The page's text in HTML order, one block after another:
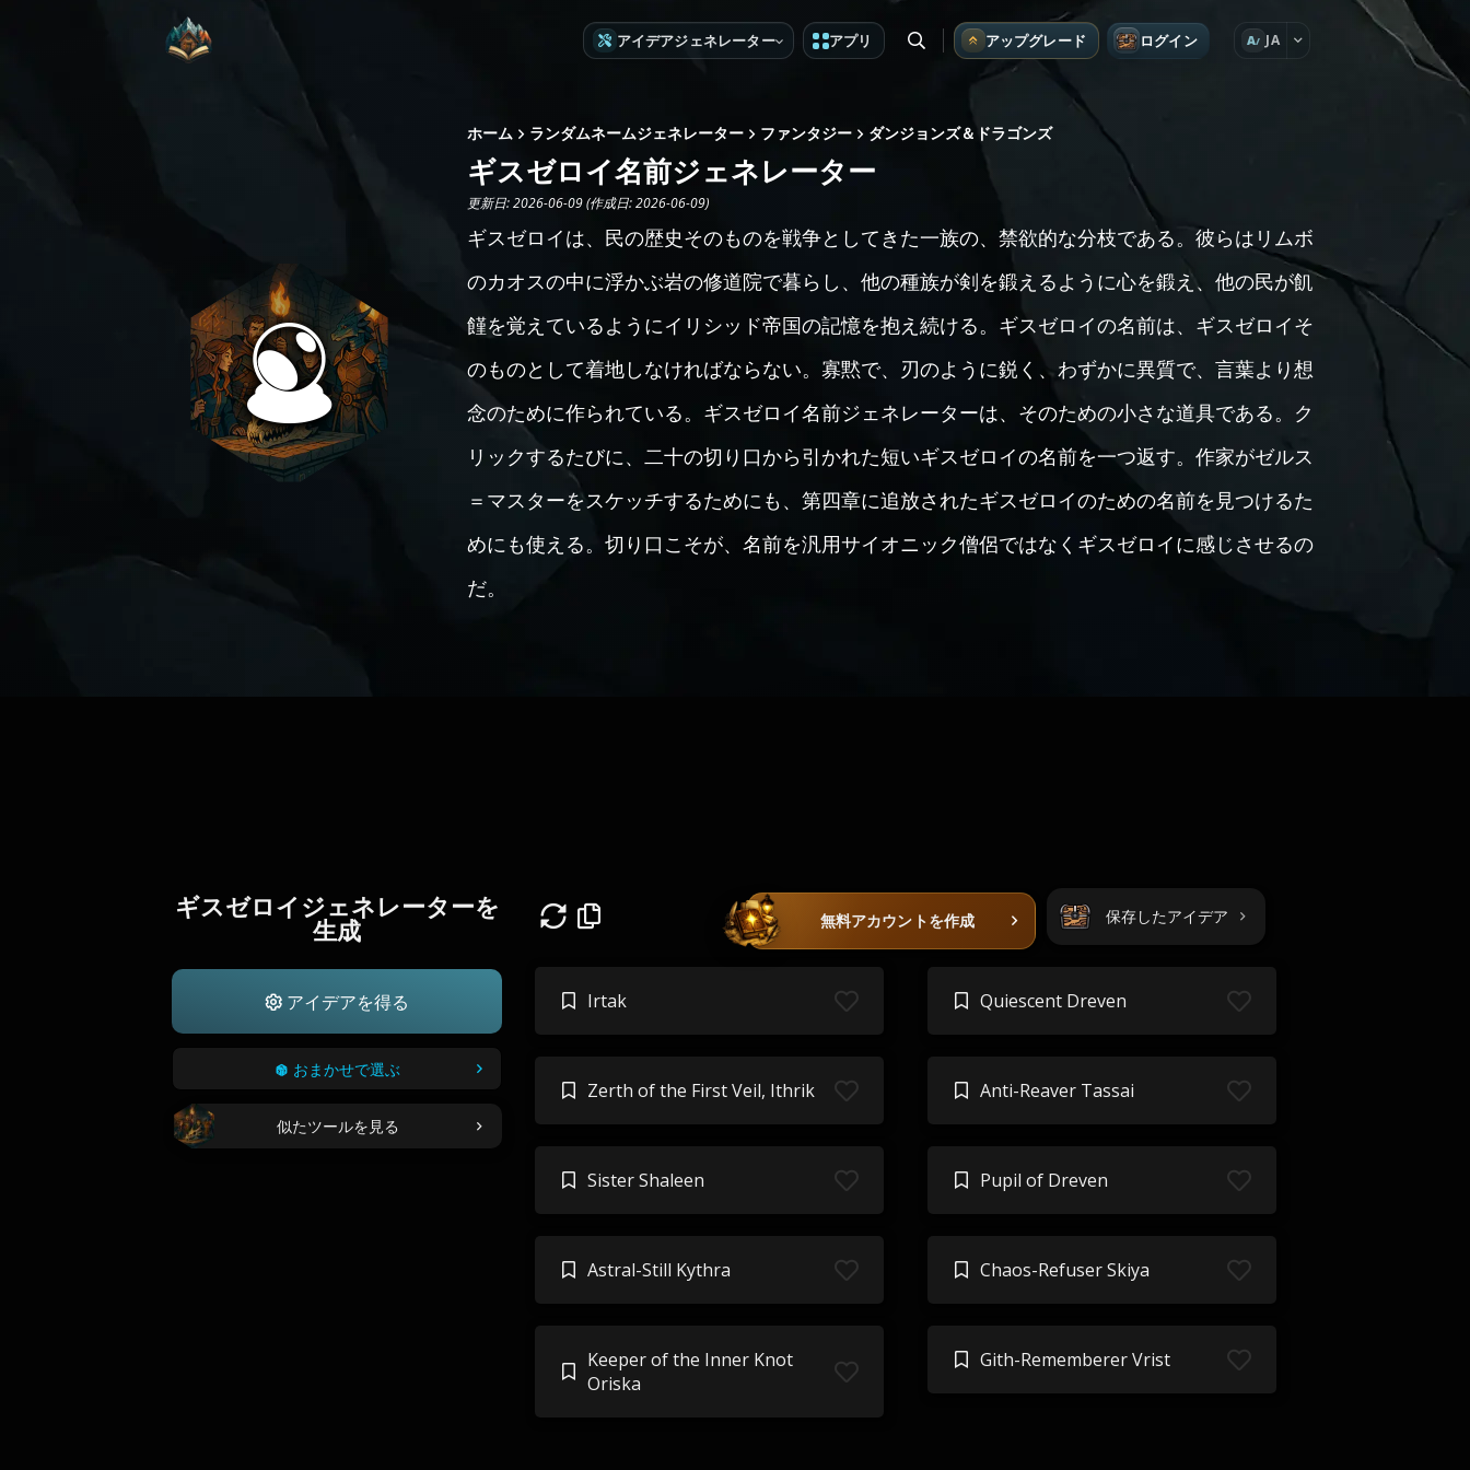
アイデアジェネレーター アプリ アップグレード ログイン A JA
ホーム ランダムネームジェネレーター ファンタジー ダンジョンズ＆ドラゴンズ
ギスゼロイ名前ジェネレーター
更新日: 2026-06-09 (作成日: 2026-06-09)
ギスゼロイは、民の歴史そのものを戦争としてきた一族の、禁欲的な分枝である。彼らはリムボ
のカオスの中に浮かぶ岩の修道院で暮らし、他の種族が剣を鍛えるように心を鍛え、他の民が飢
饉を覚えているようにイリシッド帝国の記憶を抱え続ける。ギスゼロイの名前は、ギスゼロイそ
のものとして着地しなければならない。寡黙で、刃のように鋭く、わずかに異質で、言葉より想
念のために作られている。ギスゼロイ名前ジェネレーターは、そのための小さな道具である。ク
リックするたびに、二十の切り口から引かれた短いギスゼロイの名前を一つ返す。作家がゼルス
＝マスターをスケッチするためにも、第四章に追放されたギスゼロイのための名前を見つけるた
めにも使える。切り口こそが、名前を汎用サイオニック僧侶ではなくギスゼロイに感じさせるの
だ。
ギスゼロイジェネレーターを
生成
アイデアを得る
おまかせで選ぶ
似たツールを見る
無料アカウントを作成 保存したアイデア
Irtak Quiescent Dreven
Zerth of the First Veil, Ithrik Anti-Reaver Tassai
Sister Shaleen Pupil of Dreven
Astral-Still Kythra Chaos-Refuser Skiya
Keeper of the Inner Knot
Oriska
Gith-Rememberer Vrist